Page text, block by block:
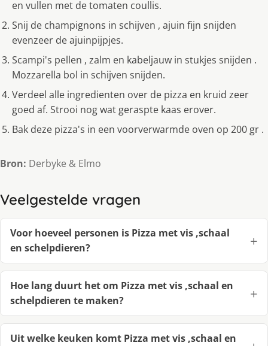
en vullen met de tomaten coullis.
Snij de champignons in schijven , ajuin fijn snijden
evenzeer de ajuinpijpjes.
Scampi's pellen , zalm en kabeljauw in stukjes snijden .
Mozzarella bol in schijven snijden.
Verdeel alle ingredienten over de pizza en kruid zeer
goed af. Strooi nog wat geraspte kaas erover.
Bak deze pizza's in een voorverwarmde oven op 200 gr .
Bron: Derbyke & Elmo
Veelgestelde vragen
Voor hoeveel personen is Pizza met vis ,schaal
en schelpdieren?
Hoe lang duurt het om Pizza met vis ,schaal en
schelpdieren te maken?
Uit welke keuken komt Pizza met vis ,schaal en